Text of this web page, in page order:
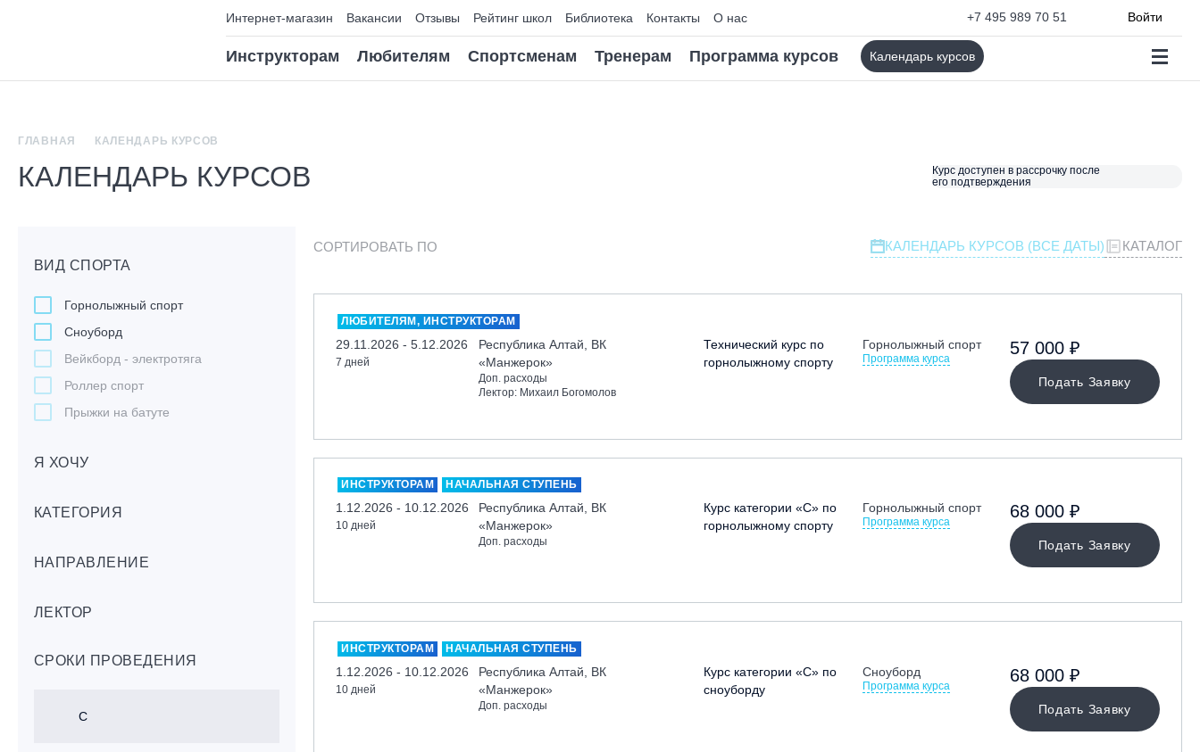
Интернет-магазин Вакансии Отзывы Рейтинг школ Библиотека Контакты О нас +7 495 989 70 51 Войти
Инструкторам Любителям Спортсменам Тренерам Программа курсов Календарь курсов
ГЛАВНАЯ КАЛЕНДАРЬ КУРСОВ
КАЛЕНДАРЬ КУРСОВ
Курс доступен в рассрочку после
его подтверждения
ВИД СПОРТА
Горнолыжный спорт
Сноуборд
Вейкборд - электротяга
Роллер спорт
Прыжки на батуте
Лонгбординг
бордах
Игровые виды спорта
Мечевой бой
Я ХОЧУ
КАТЕГОРИЯ
НАПРАВЛЕНИЕ
ЛЕКТОР
СРОКИ ПРОВЕДЕНИЯ
СОРТИРОВАТЬ ПО КАЛЕНДАРЬ КУРСОВ (ВСЕ ДАТЫ) КАТАЛОГ
ЛЮБИТЕЛЯМ, ИНСТРУКТОРАМ
29.11.2026 - 5.12.2026
7 дней
Республика Алтай, ВК
«Манжерок»
Доп. расходы
Лектор: Михаил Богомолов
Технический курс по
горнолыжному спорту
Горнолыжный спорт
Программа курса
Подать Заявку
57 000 ₽
ИНСТРУКТОРАМ НАЧАЛЬНАЯ СТУПЕНЬ
1.12.2026 - 10.12.2026
10 дней
Республика Алтай, ВК
«Манжерок»
Доп. расходы
Курс категории «С» по
горнолыжному спорту
Горнолыжный спорт
Программа курса
Подать Заявку
68 000 ₽
ИНСТРУКТОРАМ НАЧАЛЬНАЯ СТУПЕНЬ
1.12.2026 - 10.12.2026
10 дней
Республика Алтай, ВК
«Манжерок»
Доп. расходы
Курс категории «С» по
сноуборду
Сноуборд
Программа курса
Подать Заявку
68 000 ₽